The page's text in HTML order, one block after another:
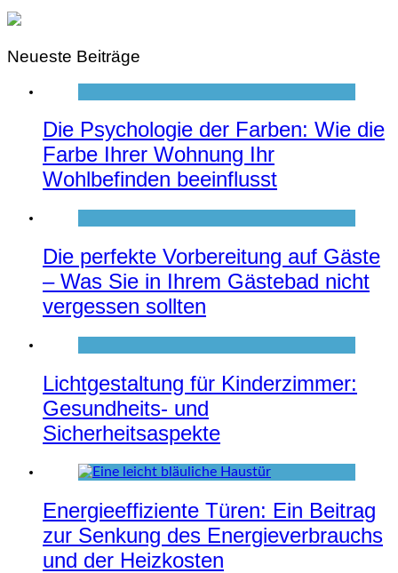
Neueste Beiträge
Die Psychologie der Farben: Wie die
Farbe Ihrer Wohnung Ihr
Wohlbefinden beeinflusst
Die perfekte Vorbereitung auf Gäste
– Was Sie in Ihrem Gästebad nicht
vergessen sollten
Lichtgestaltung für Kinderzimmer:
Gesundheits- und
Sicherheitsaspekte
Energieeffiziente Türen: Ein Beitrag
zur Senkung des Energieverbrauchs
und der Heizkosten